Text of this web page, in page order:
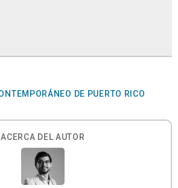
DE PUERTO RICO
ACERCA DEL AUTOR